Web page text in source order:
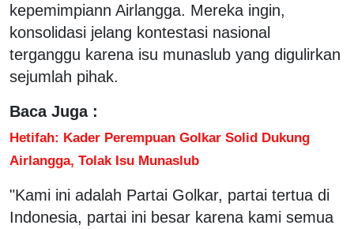
kepemimpiann Airlangga. Mereka ingin,
konsolidasi jelang kontestasi nasional
terganggu karena isu munaslub yang digulirkan
sejumlah pihak.
Baca Juga :
Hetifah: Kader Perempuan Golkar Solid Dukung
Airlangga, Tolak Isu Munaslub
"Kami ini adalah Partai Golkar, partai tertua di
Indonesia, partai ini besar karena kami semua